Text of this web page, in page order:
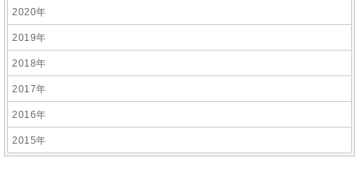
2020年
2019年
2018年
2017年
2016年
2015年